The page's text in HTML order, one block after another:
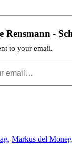
Rensmann -
to your email.
, Markus del